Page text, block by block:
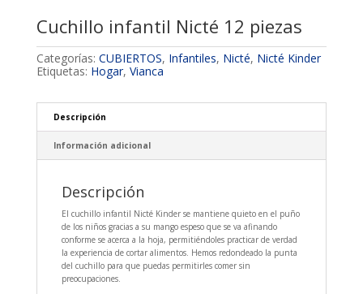
Cuchillo infantil Nicté 12 piezas
Categorías: CUBIERTOS, Infantiles, Nicté, Nicté Kinder
Etiquetas: Hogar, Vianca
Descripción
Información adicional
Descripción
El cuchillo infantil Nicté Kinder se mantiene quieto en el puño
de los niños gracias a su mango espeso que se va afinando
conforme se acerca a la hoja, permitiéndoles practicar de verdad
la experiencia de cortar alimentos. Hemos redondeado la punta
del cuchillo para que puedas permitirles comer sin
preocupaciones.